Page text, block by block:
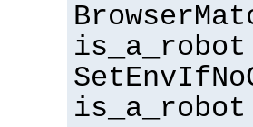
is_a_robot
is_a_robot